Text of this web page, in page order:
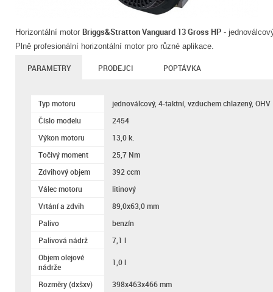
Horizontální motor Briggs&Stratton Vanguard 13 Gross HP -
Plně profesionální horizontální motor pro různé aplikace.
PARAMETRY PRODEJCI POPTÁVKA
Typ motoru
jednoválcový, 4-taktní, vzduchem chlazený, OHV
Číslo modelu
2454
Výkon motoru
13,0 k.
Točivý moment
25,7 Nm
Zdvihový objem
392 ccm
Válec motoru
litinový
Vrtání a zdvih
89,0x63,0 mm
Palivo
benzín
Palivová nádrž
7,1 l
Objem olejové
nádrže
1,0 l
Rozměry (dxšxv)
398x463x466 mm